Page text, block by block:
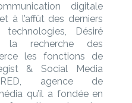
digitale
à l’affût des derniers
Désiré
recherche des
les fonctions de
& Social Media
agence de
qu’il a fondée en